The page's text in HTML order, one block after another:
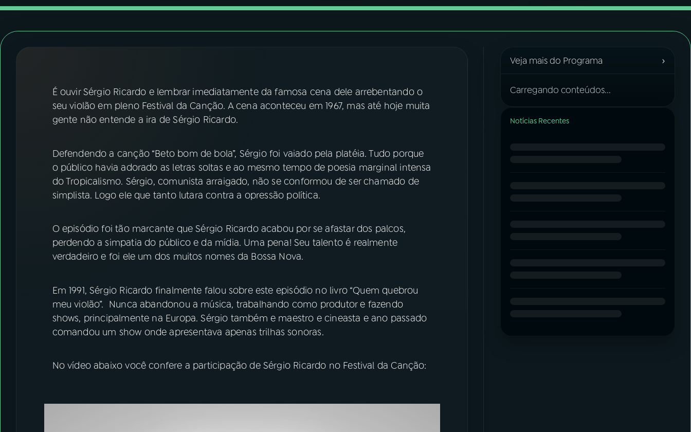
FESTIVAL DE MÚSICA
ACOMPANHE A RÁDIO NACIONAL
Instagram X
É ouvir Sérgio Ricardo e lembrar imediatamente da famosa cena dele arrebentando o
seu violão em pleno Festival da Canção. A cena aconteceu em 1967, mas até hoje muita
gente não entende a ira de Sérgio Ricardo.
Defendendo a canção “Beto bom de bola”, Sérgio foi vaiado pela platéia. Tudo porque
o público havia adorado as letras soltas e ao mesmo tempo de poesia marginal intensa
do Tropicalismo. Sérgio, comunista arraigado, não se conformou de ser chamado de
simplista. Logo ele que tanto lutara contra a opressão política.
O episódio foi tão marcante que Sérgio Ricardo acabou por se afastar dos palcos,
perdendo a simpatia do público e da mídia. Uma pena! Seu talento é realmente
verdadeiro e foi ele um dos muitos nomes da Bossa Nova.
Em 1991, Sérgio Ricardo finalmente falou sobre este episódio no livro “Quem quebrou
meu violão”. Nunca abandonou a música, trabalhando como produtor e fazendo
shows, principalmente na Europa. Sérgio também e maestro e cineasta e ano passado
comandou um show onde apresentava apenas trilhas sonoras.
No vídeo abaixo você confere a participação de Sérgio Ricardo no Festival da Canção:
Veja mais do Programa ›
Carregando conteúdos...
Notícias Recentes